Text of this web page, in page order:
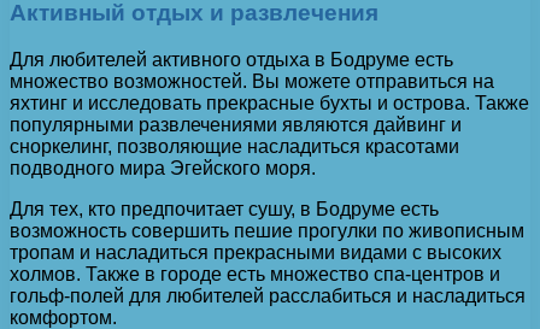
Активный отдых и развлечения
Для любителей активного отдыха в Бодруме есть
множество возможностей. Вы можете отправиться на
яхтинг и исследовать прекрасные бухты и острова. Также
популярными развлечениями являются дайвинг и
сноркелинг, позволяющие насладиться красотами
подводного мира Эгейского моря.
Для тех, кто предпочитает сушу, в Бодруме есть
возможность совершить пешие прогулки по живописным
тропам и насладиться прекрасными видами с высоких
холмов. Также в городе есть множество спа-центров и
гольф-полей для любителей расслабиться и насладиться
комфортом.